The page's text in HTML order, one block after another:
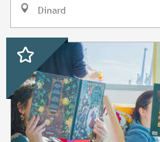
Dinard